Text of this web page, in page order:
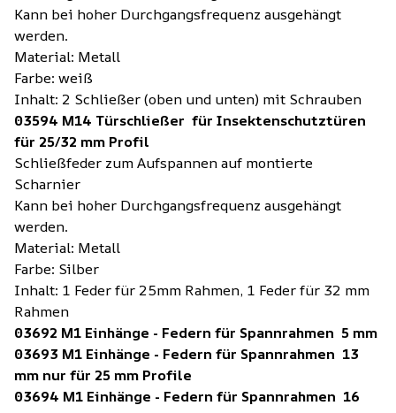
Kann bei hoher Durchgangsfrequenz ausgehängt
werden.
Material: Metall
Farbe: weiß
Inhalt: 2 Schließer (oben und unten) mit Schrauben
03594 M14 Türschließer für Insektenschutztüren
für 25/32 mm Profil
Schließfeder zum Aufspannen auf montierte
Scharnier
Kann bei hoher Durchgangsfrequenz ausgehängt
werden.
Material: Metall
Farbe: Silber
Inhalt: 1 Feder für 25mm Rahmen, 1 Feder für 32 mm
Rahmen
03692 M1 Einhänge - Federn für Spannrahmen 5 mm
03693 M1 Einhänge - Federn für Spannrahmen 13
mm nur für 25 mm Profile
03694 M1 Einhänge - Federn für Spannrahmen 16